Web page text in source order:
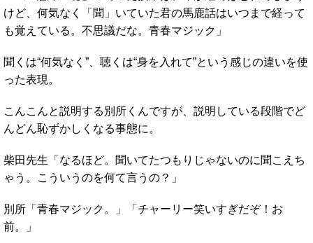
けど、何気なく「聞」いていた君の馬鹿話はいつまで経って
も覚えている。不思議だな。青春マジック」
聞くは“何気なく”、聴くは“身を入れて”という感じの違いを使
った表現。
こんこんと説明する別所くんですが、説明している段階でど
んどん恥ずかしくなる事態に。
柴田先生「なるほど。聞いてたつもりじゃないのに聞こえち
ゃう。こういうのを何て言うの？」
別所「青春マジック。」「チャーリー笑いすぎだぞ！お
前。」